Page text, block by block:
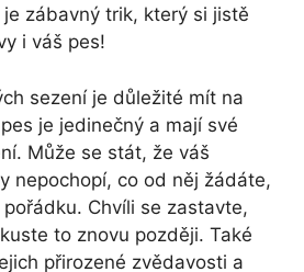
je zábavný trik, který si jistě
i váš pes!
sezení je důležité mít na
je jedinečný a mají své
Může se stát, že váš
nepochopí, co od něj žádáte,
Chvíli se zastavte,
to znovu později. Také
přirozené zvědavosti a